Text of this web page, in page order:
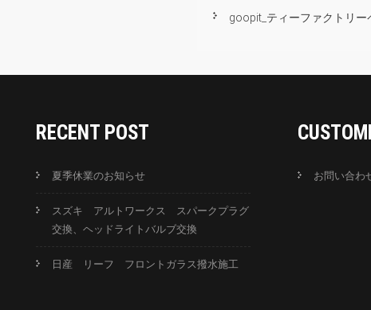
goopit_ティーファクトリー
RECENT POST
夏季休業のお知らせ
スズキ アルトワークス スパークプラグ
交換、ヘッドライトバルブ交換
日産 リーフ フロントガラス撥水施工
お問い合わ